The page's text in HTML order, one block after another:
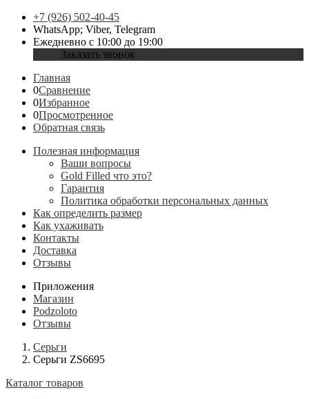
+7 (926) 502-40-45
WhatsApp; Viber, Telegram
Ежедневно с 10:00 до 19:00
Заказать звонок
Главная
0Сравнение
0Избранное
0Просмотренное
Обратная связь
Полезная информация
Ваши вопросы
Gold Filled что это?
Гарантия
Политика обработки персональных данных
Как определить размер
Как ухаживать
Контакты
Доставка
Отзывы
Приложения
Магазин
Podzoloto
Отзывы
Серьги
Серьги ZS6695
Каталог товаров